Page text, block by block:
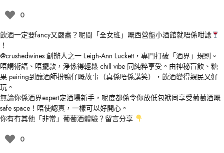
0
飲酒一定要fancy又嚴肅？呢間「全女班」嘅西營盤小酒館就唔係咁諗
！
@crushedwines 創辦人之一 Leigh-Ann Luckett，專門打破「酒界」規則。
唔講術語、唔擺款，淨係得輕鬆 chill vibe 同純粹享受。由神秘盲飲、糖
果 pairing到釀酒師扮鴨仔嘅故事（真係唔係講笑），飲酒變得親民又好
玩。
無論你係酒界expert定酒場新手，呢度都係令你放低包袱同享受葡萄酒嘅
safe space！唔使認真，一樣可以好開心。
你有冇其他「非常」葡萄酒體驗？留言分享
0